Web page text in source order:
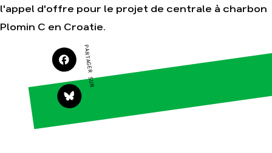
S'engager sur le
Soutenir les
campagnes
Transmettre tout
ou partie de son
patrimoine
gratuitement les
Climat – Énergie
l'appel d'offre pour le projet de centrale à charbon
Plomin C en Croatie.
PARTAGER SUR